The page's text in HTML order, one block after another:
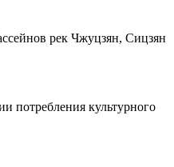
рек Чжуцзян, Сицзян
потребления культурного